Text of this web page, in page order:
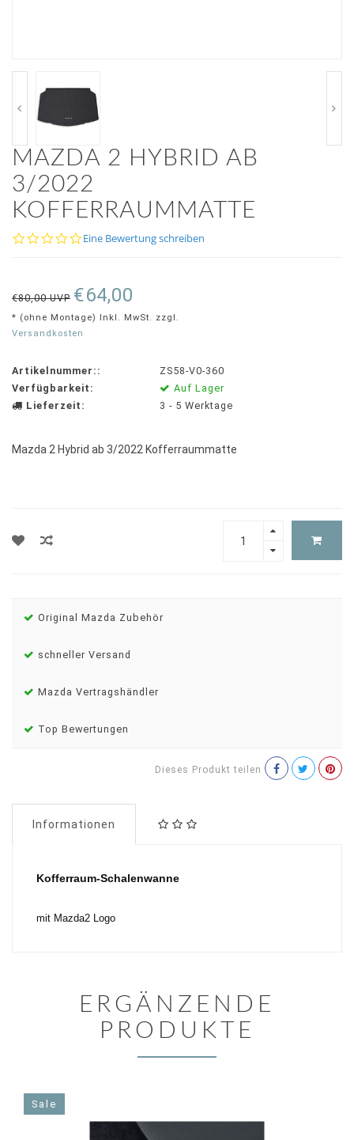
MAZDA 2 HYBRID AB
3/2022
KOFFERRAUMMATTE
0.0
Eine Bewertung schreiben
€80,00 UVP €64,00
* (ohne Montage) Inkl. MwSt. zzgl.
Versandkosten
Artikelnummer::
ZS58-V0-360
Verfügbarkeit:
Auf Lager
Lieferzeit:
3 - 5 Werktage
Mazda 2 Hybrid ab 3/2022 Kofferraummatte
Original Mazda Zubehör
schneller Versand
Mazda Vertragshändler
Top Bewertungen
Dieses Produkt teilen
Informationen
Kofferraum-Schalenwanne
mit Mazda2 Logo
ERGÄNZENDE
PRODUKTE
Sale